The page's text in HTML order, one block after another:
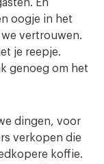
En
oogje in het
vertrouwen.
je reepje.
genoeg om het
dingen, voor
verkopen die
koffie.